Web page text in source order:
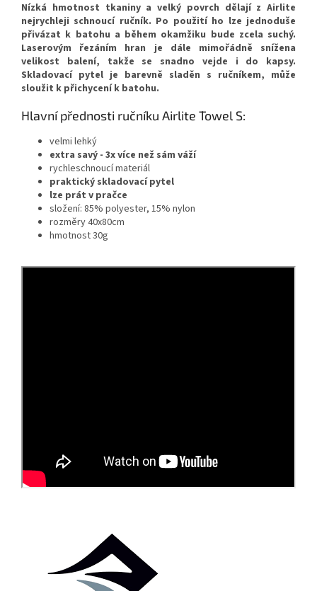
Nízká hmotnost tkaniny a velký povrch dělají z Airlite
nejrychleji schnoucí ručník. Po použití ho lze jednoduše
přivázat k batohu a během okamžiku bude zcela suchý.
Laserovým řezáním hran je dále mimořádně snížena
velikost balení, takže se snadno vejde i do kapsy.
Skladovací pytel je barevně sladěn s ručníkem, může
sloužit k přichycení k batohu.
Hlavní přednosti ručníku Airlite Towel S:
velmi lehký
extra savý - 3x více než sám váží
rychleschnoucí materiál
praktický skladovací pytel
lze prát v pračce
složení: 85% polyester, 15% nylon
rozměry 40x80cm
hmotnost 30g